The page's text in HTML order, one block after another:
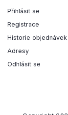
Přihlásit se
Registrace
Historie objednávek
Adresy
Odhlásit se